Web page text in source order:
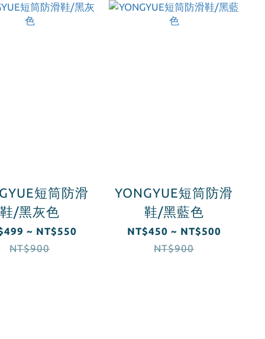
短筒防滑
鞋/黑灰色
~ NT$550
NT$900
YONGYUE短筒防滑
鞋/黑藍色
NT$450 ~ NT$500
NT$900